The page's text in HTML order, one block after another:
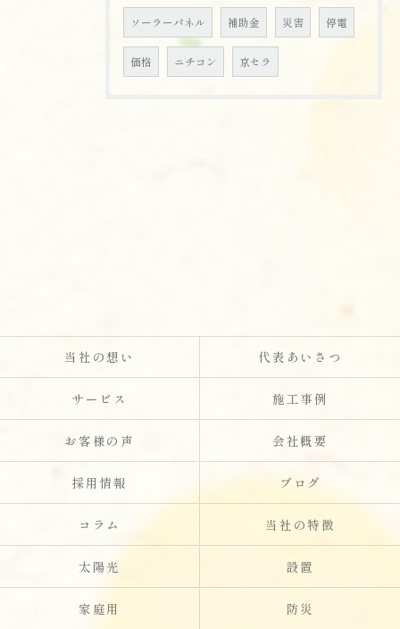
ソーラーパネル 補助金 災害 停電
価格 ニチコン 京セラ
当社の想い 代表あいさつ
サービス 施工事例
お客様の声 会社概要
採用情報 ブログ
コラム 当社の特徴
太陽光 設置
家庭用 防災